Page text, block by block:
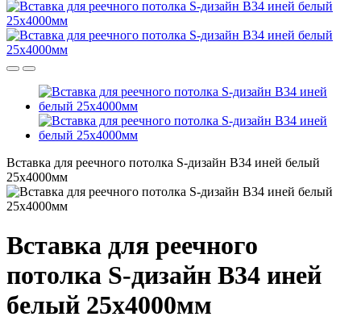
Вставка для реечного потолка S-дизайн В34 иней белый
25х4000мм
Вставка для реечного
потолка S-дизайн В34 иней
белый 25х4000мм